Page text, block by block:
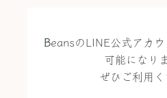
BeansのLINE公式アカ
可能になり
ぜひご利用く